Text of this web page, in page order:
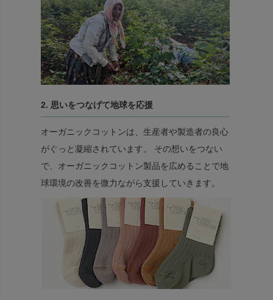
2. 思いをつなげて地球を応援
オーガニックコットンは、生産者や製造者の良心
がぐっと凝縮されています。 その想いをつない
で、オーガニックコットン製品を広めることで地
球環境の改善を微力ながら支援していきます。